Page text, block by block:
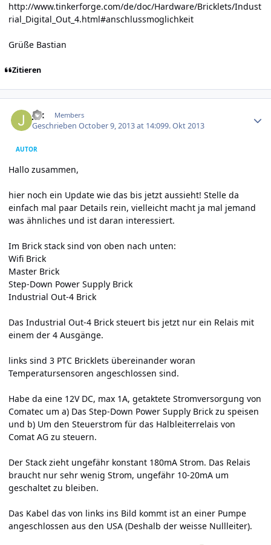
http://www.tinkerforge.com/de/doc/Hardware/Bricklets/Indust
rial_Digital_Out_4.html#anschlussmoglichkeit
Grüße Bastian
Zitieren
jax Members
GeschriebenOctober 9, 2013 at 14:099. Okt 2013
AUTOR
Hallo zusammen,
hier noch ein Update wie das bis jetzt aussieht! Stelle da
einfach mal paar Details rein, vielleicht macht ja mal jemand
was ähnliches und ist daran interessiert.
Im Brick stack sind von oben nach unten:
Wifi Brick
Master Brick
Step-Down Power Supply Brick
Industrial Out-4 Brick
Das Industrial Out-4 Brick steuert bis jetzt nur ein Relais mit
einem der 4 Ausgänge.
links sind 3 PTC Bricklets übereinander woran
Temperatursensoren angeschlossen sind.
Habe da eine 12V DC, max 1A, getaktete Stromversorgung von
Comatec um a) Das Step-Down Power Supply Brick zu speisen
und b) Um den Steuerstrom für das Halbleiterrelais von
Comat AG zu steuern.
Der Stack zieht ungefähr konstant 180mA Strom. Das Relais
braucht nur sehr wenig Strom, ungefähr 10-20mA um
geschaltet zu bleiben.
Das Kabel das von links ins Bild kommt ist an einer Pumpe
angeschlossen aus den USA (Deshalb der weisse Nullleiter).